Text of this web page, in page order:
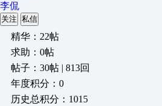
李侃
关注 私信
精华：22帖
求助：0帖
帖子：30帖 | 813回
年度积分：0
历史总积分：1015